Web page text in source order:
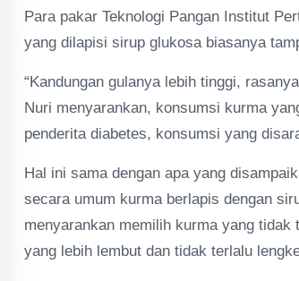
Para pakar Teknologi Pangan Institut
yang dilapisi sirup glukosa biasanya
“Kandungan gulanya lebih tinggi,
Nuri menyarankan, konsumsi kurma
penderita diabetes, konsumsi yang
Hal ini sama dengan apa yang
secara umum kurma berlapis dengan
menyarankan memilih kurma yang
yang lebih lembut dan tidak terlalu